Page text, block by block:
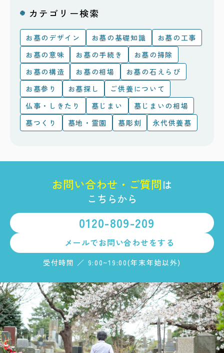
カテゴリー検索
お墓のデザイン お墓の基礎知識
お墓の工事
お墓の意味
お墓の手続き
お墓の掃除
お墓の構造
お墓の相場
お墓の石えらび
お墓参り
お墓探し
ご供養について
仏事・しきたり
墓じまい
墓じまいの相場
墓つくり
墓地・霊園 墓彫刻 永代供養墓
お問い合わせ ・ ご質問は
こちらから
0120-809-209
メールでお問い合わせをする
受付時間 ／ 9:00~19:00(年末年始以外)